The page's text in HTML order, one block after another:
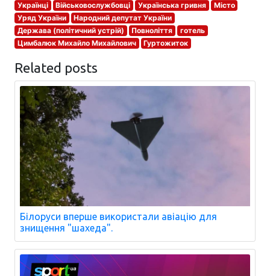
Українці Військовослужбовці Українська гривня
Місто
Уряд України
Народний депутат України
Держава (політичний устрій)
Повноліття
готель
Цимбалюк Михайло Михайлович
Гуртожиток
Related posts
Білоруси вперше використали авіацію для
знищення "шахеда".